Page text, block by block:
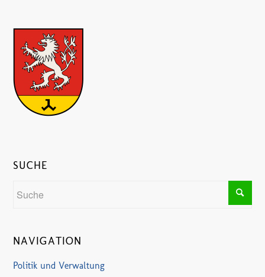
SUCHE
NAVIGATION
Politik und Verwaltung